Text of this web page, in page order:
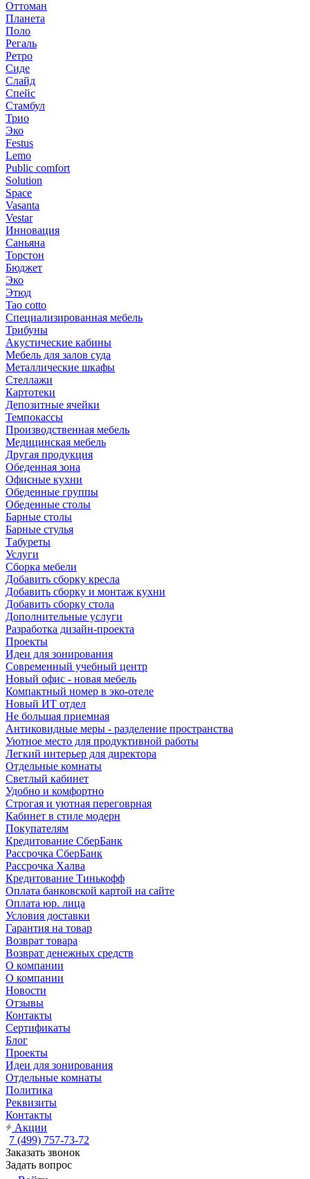
Оттоман
Планета
Поло
Регаль
Ретро
Сиде
Слайд
Спейс
Стамбул
Трио
Эко
Festus
Lemo
Public comfort
Solution
Space
Vasanta
Vestar
Инновация
Саньяна
Торстон
Бюджет
Эко
Этюд
Tao cotto
Специализированная мебель
Трибуны
Акустические кабины
Мебель для залов суда
Металлические шкафы
Стеллажи
Картотеки
Депозитные ячейки
Темпокассы
Производственная мебель
Медицинская мебель
Другая продукция
Обеденная зона
Офисные кухни
Обеденные группы
Обеденные столы
Барные столы
Барные стулья
Табуреты
Услуги
Сборка мебели
Добавить сборку кресла
Добавить сборку и монтаж кухни
Добавить сборку стола
Дополнительные услуги
Разработка дизайн-проекта
Проекты
Идеи для зонирования
Современный учебный центр
Новый офис - новая мебель
Компактный номер в эко-отеле
Новый ИТ отдел
Не большая приемная
Антиковидные меры - разделение пространства
Уютное место для продуктивной работы
Легкий интерьер для директора
Отдельные комнаты
Светлый кабинет
Удобно и комфортно
Строгая и уютная переговрная
Кабинет в стиле модерн
Покупателям
Кредитование СберБанк
Рассрочка СберБанк
Рассрочка Халва
Кредитование Тинькофф
Оплата банковской картой на сайте
Оплата юр. лица
Условия доставки
Гарантия на товар
Возврат товара
Возврат денежных средств
О компании
О компании
Новости
Отзывы
Контакты
Сертификаты
Блог
Проекты
Идеи для зонирования
Отдельные комнаты
Политика
Реквизиты
Контакты
Акции
7 (499) 757-73-72
Заказать звонок
Задать вопрос